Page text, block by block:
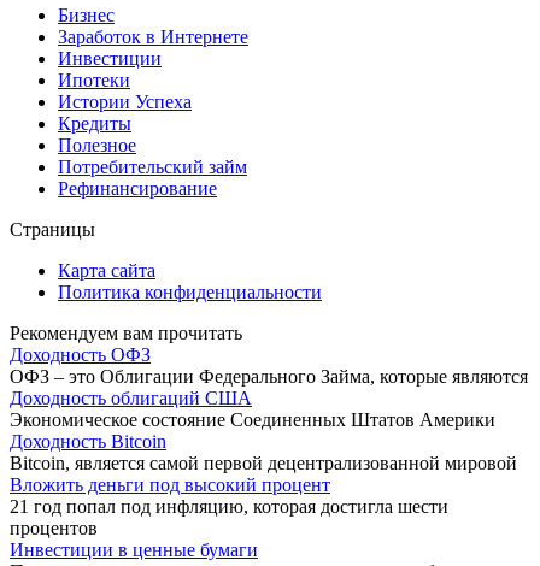
Бизнес
Заработок в Интернете
Инвестиции
Ипотеки
Истории Успеха
Кредиты
Полезное
Потребительский займ
Рефинансирование
Страницы
Карта сайта
Политика конфиденциальности
Рекомендуем вам прочитать
Доходность ОФЗ
ОФЗ – это Облигации Федерального Займа, которые являются
Доходность облигаций США
Экономическое состояние Соединенных Штатов Америки
Доходность Bitcoin
Bitcoin, является самой первой децентрализованной мировой
Вложить деньги под высокий процент
21 год попал под инфляцию, которая достигла шести
процентов
Инвестиции в ценные бумаги